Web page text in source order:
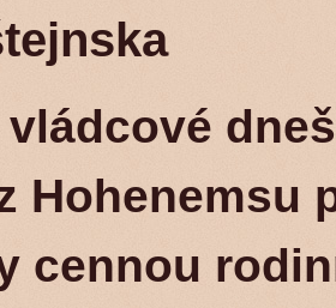
Hohenemsu
cennou